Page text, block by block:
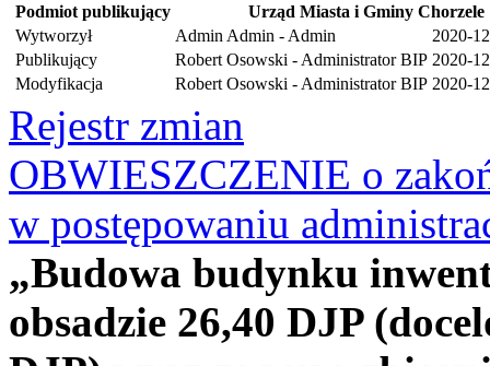
Podmiot publikujący
Urząd Miasta i Gminy Chorzele
Wytworzył
Admin Admin - Admin
2020-
Publikujący
Robert Osowski - Administrator BIP 2020-
Modyfikacja
Robert Osowski - Administrator BIP 2020-
Rejestr zmian
OBWIESZCZENIE o
w postępowaniu
„Budowa budynku
obsadzie 26,40 DJP